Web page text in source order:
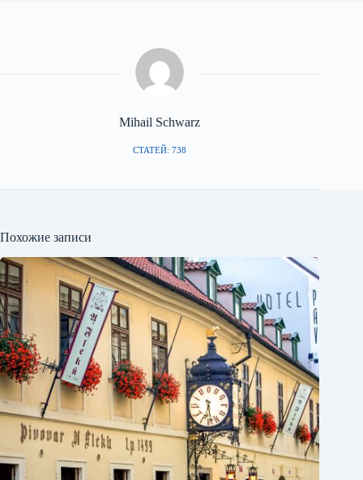
Mihail Schwarz
СТАТЕЙ: 738
Похожие записи